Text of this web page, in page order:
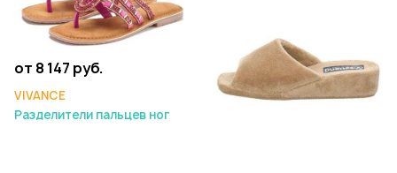
от 8 147 руб.
VIVANCE
Разделители пальцев ног